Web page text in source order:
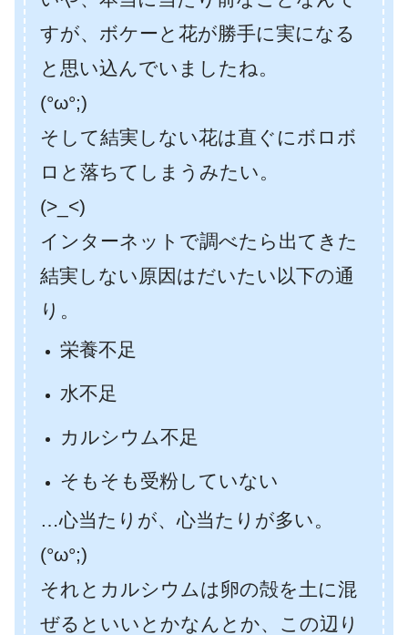
すが、ボケーと花が勝手に実になる
と思い込んでいましたね。
(°ω°;)
そして結実しない花は直ぐにボロボ
ロと落ちてしまうみたい。
(>_<)
インターネットで調べたら出てきた
結実しない原因はだいたい以下の通
り。
栄養不足
水不足
カルシウム不足
そもそも受粉していない
…心当たりが、心当たりが多い。
(°ω°;)
それとカルシウムは卵の殻を土に混
ぜるといいとかなんとか、この辺り